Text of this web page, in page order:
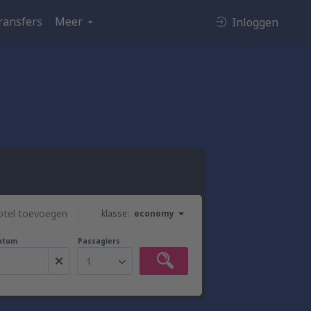
Meer Inloggen
klasse: economy
toevoegen
Passagiers
1